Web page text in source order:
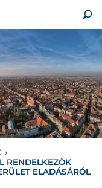
›
RENDELKEZŐK
ELADÁSÁRÓL